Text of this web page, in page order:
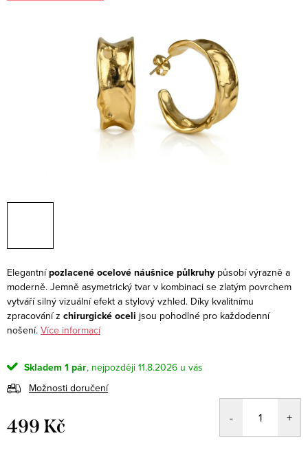
Elegantnípozlacené ocelové náušnice půlkruhy působí výrazně a
moderně. Jemně asymetrický tvar v kombinaci se zlatým povrchem
vytváří silný vizuální efekt a stylový vzhled. Díky kvalitnímu
zpracování z chirurgické oceli jsou pohodlné pro každodenní
nošení. Více informací
Skladem 1 pár
11.8.2026
Možnosti doručení
499 Kč